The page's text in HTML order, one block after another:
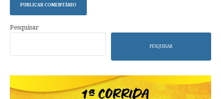
Pesquisar
PESQUISAR